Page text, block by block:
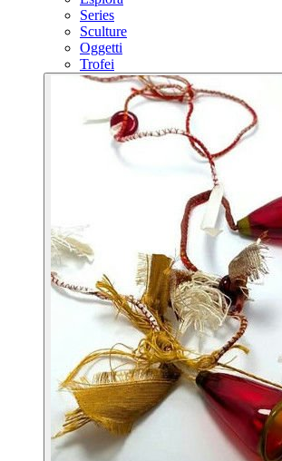
Series
Sculture
Oggetti
Trofei